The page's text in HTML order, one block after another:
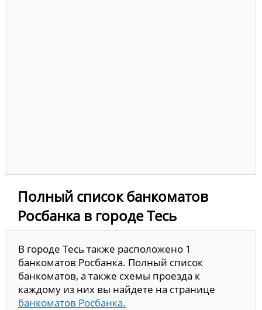
Полный список банкоматов
Росбанка в городе Тесь
В городе Тесь также расположено 1
банкоматов Росбанка. Полный список
банкоматов, а также схемы проезда к
каждому из них вы найдете на странице
банкоматов Росбанка.